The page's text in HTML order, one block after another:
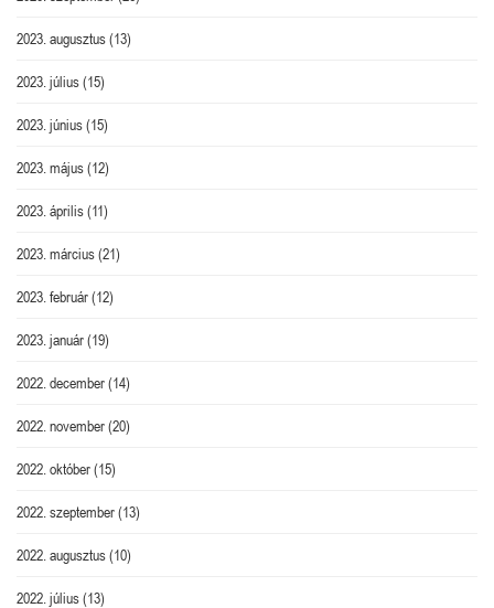
2023. augusztus(13)
2023. július(15)
2023. június(15)
2023. május(12)
2023. április(11)
2023. március(21)
2023. február(12)
2023. január(19)
2022. december(14)
2022. november(20)
2022. október(15)
2022. szeptember(13)
2022. augusztus(10)
2022. július(13)